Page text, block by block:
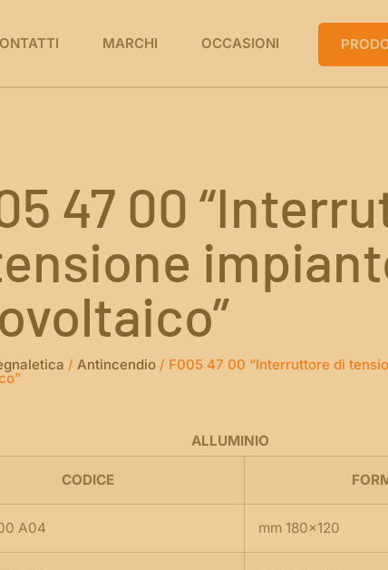
MARCHI OCCASIONI
47 00
/ Antincendio / F005 47 00 “Interruttore di
ALLUMINIO
CODICE
A04 mm 180×120